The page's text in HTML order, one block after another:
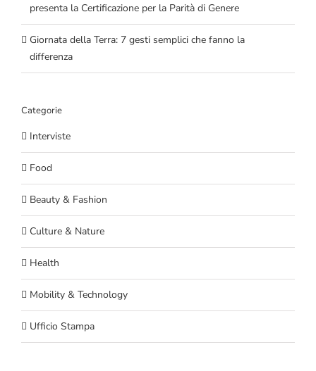
presenta la Certificazione per la Parità di Genere
Giornata della Terra: 7 gesti semplici che fanno la
differenza
Categorie
Interviste
Food
Beauty & Fashion
Culture & Nature
Health
Mobility & Technology
Ufficio Stampa